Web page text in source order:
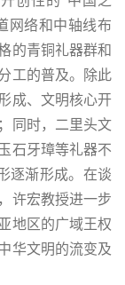
网络和中轴线布
的青铜礼器群和
工的普及。除此
成、文明核心开
同时，二里头文
石牙璋等礼器不
逐渐形成。在谈
许宏教授进一步
地区的广域王权
华文明的流变及